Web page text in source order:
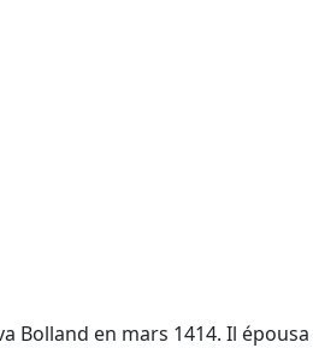
en mars 1414. Il